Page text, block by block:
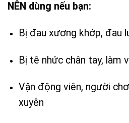
NÊN dùng nếu bạn:
Bị đau xương khớp, đau
Bị tê nhức chân tay, làm
Vận động viên, người
xuyên